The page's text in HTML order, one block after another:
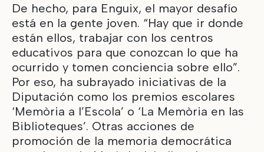
De hecho, para Enguix, el mayor desafío
está en la gente joven. “Hay que ir donde
están ellos, trabajar con los centros
educativos para que conozcan lo que ha
ocurrido y tomen conciencia sobre ello”.
Por eso, ha subrayado iniciativas de la
Diputación como los premios escolares
‘Memòria a l’Escola’ o ‘La Memòria en las
Biblioteques’. Otras acciones de
promoción de la memoria democrática